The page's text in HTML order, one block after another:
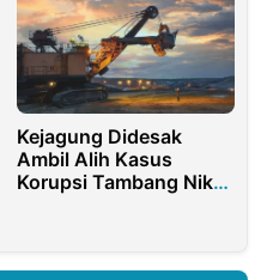
Kejagung Didesak
Ambil Alih Kasus
Korupsi Tambang Nikel